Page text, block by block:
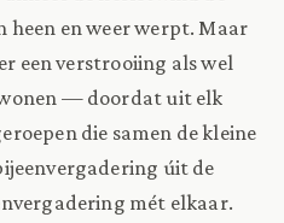
heen en weer werpt. Maar
een verstrooiing als wel
— doordat uit elk
die samen de kleine
úit de
mét elkaar.